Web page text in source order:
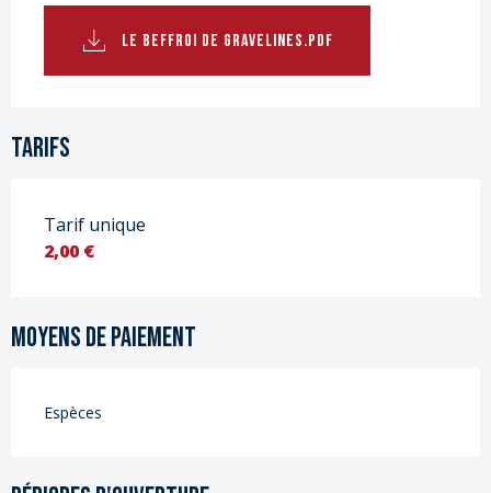
LE BEFFROI DE GRAVELINES.PDF
Tarifs
Tarif unique
2,00 €
Moyens de paiement
Espèces